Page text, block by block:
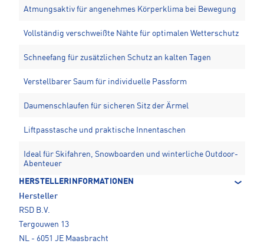
Atmungsaktiv für angenehmes Körperklima bei Bewegung
Vollständig verschweißte Nähte für optimalen Wetterschutz
Schneefang für zusätzlichen Schutz an kalten Tagen
Verstellbarer Saum für individuelle Passform
Daumenschlaufen für sicheren Sitz der Ärmel
Liftpasstasche und praktische Innentaschen
Ideal für Skifahren, Snowboarden und winterliche Outdoor-
Abenteuer
HERSTELLERINFORMATIONEN
Hersteller
RSD B.V.
Tergouwen 13
NL - 6051 JE Maasbracht